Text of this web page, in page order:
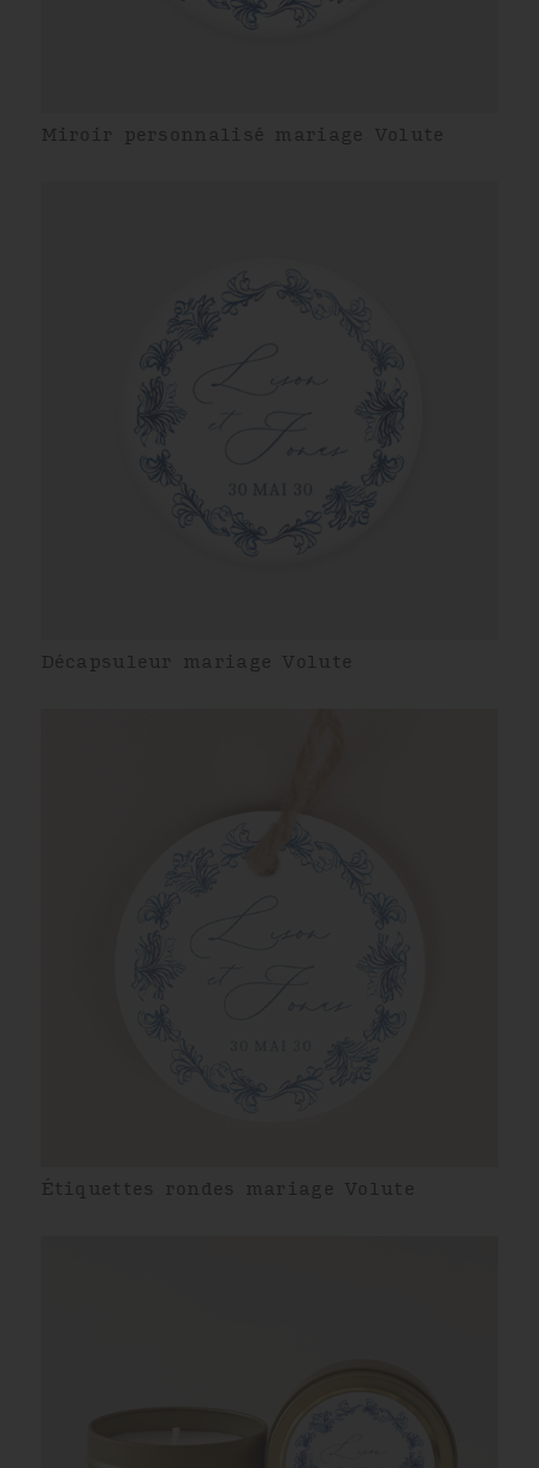
Miroir personnalisé mariage Volute
Décapsuleur mariage Volute
Étiquettes rondes mariage Volute